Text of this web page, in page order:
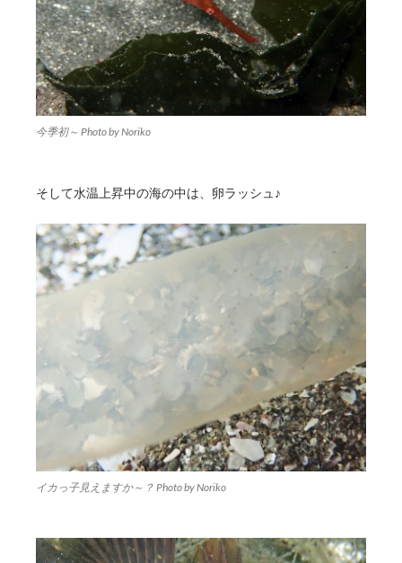
今季初～ Photo by Noriko
そして水温上昇中の海の中は、卵ラッシュ♪
イカっ子見えますか～？ Photo by Noriko